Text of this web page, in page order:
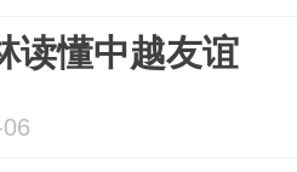
读懂中越友谊